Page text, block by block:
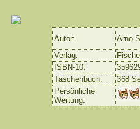
Autor:
Arno
Verlag:
ISBN-10:
Taschenbuch:
368
Persönliche
Wertung: